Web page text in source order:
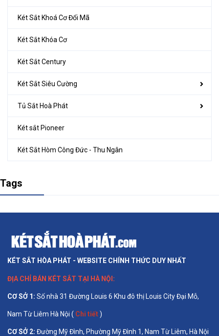
Két Sắt Khoá Cơ Đổi Mã
Két Sắt Khóa Cơ
Két Sắt Century
Két Sắt Siêu Cường
Tủ Sắt Hoà Phát
Két sắt Pioneer
Két Sắt Hòm Công Đức - Thu Ngân
Tags
KÉT SẮT HÒA PHÁT - WEBSITE CHÍNH THỨC DUY NHẤT
ĐỊA CHỈ BÁN KÉT SẮT TẠI HÀ NỘI :
CƠ SỞ 1: Số nhà 31 Đường Louis 6 Khu đô thị Louis City Đại Mỗ,
Nam Từ Liêm Hà Nội ( Chi tiết)
CƠ SỞ 2: Đường Mỹ Đình, Phường Mỹ Đình 1, Nam Từ Liêm, Hà Nội